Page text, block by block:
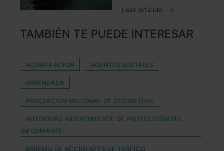
Leer artículo
TAMBIÉN TE PUEDE INTERESAR
ACUMULACION AGENTES SOCIALES
ARRENDADA
ASOCIACIÓN NACIONAL DE GEÓMETRAS
AUTORIDAD INDEPENDIENTE DE PROTECCIÓN DEL
INFORMANTE
BAREMO DE ACCIDENTES DE TRÁFICO